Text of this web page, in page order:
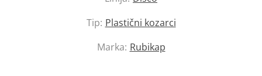
Tip: Plastični kozarci
Marka: Rubikap